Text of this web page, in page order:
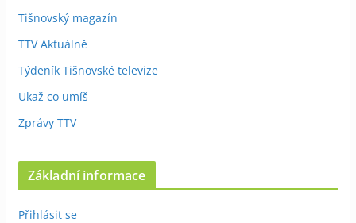
Tišnovský magazín
TTV Aktuálně
Týdeník Tišnovské televize
Ukaž co umíš
Zprávy TTV
Základní informace
Přihlásit se